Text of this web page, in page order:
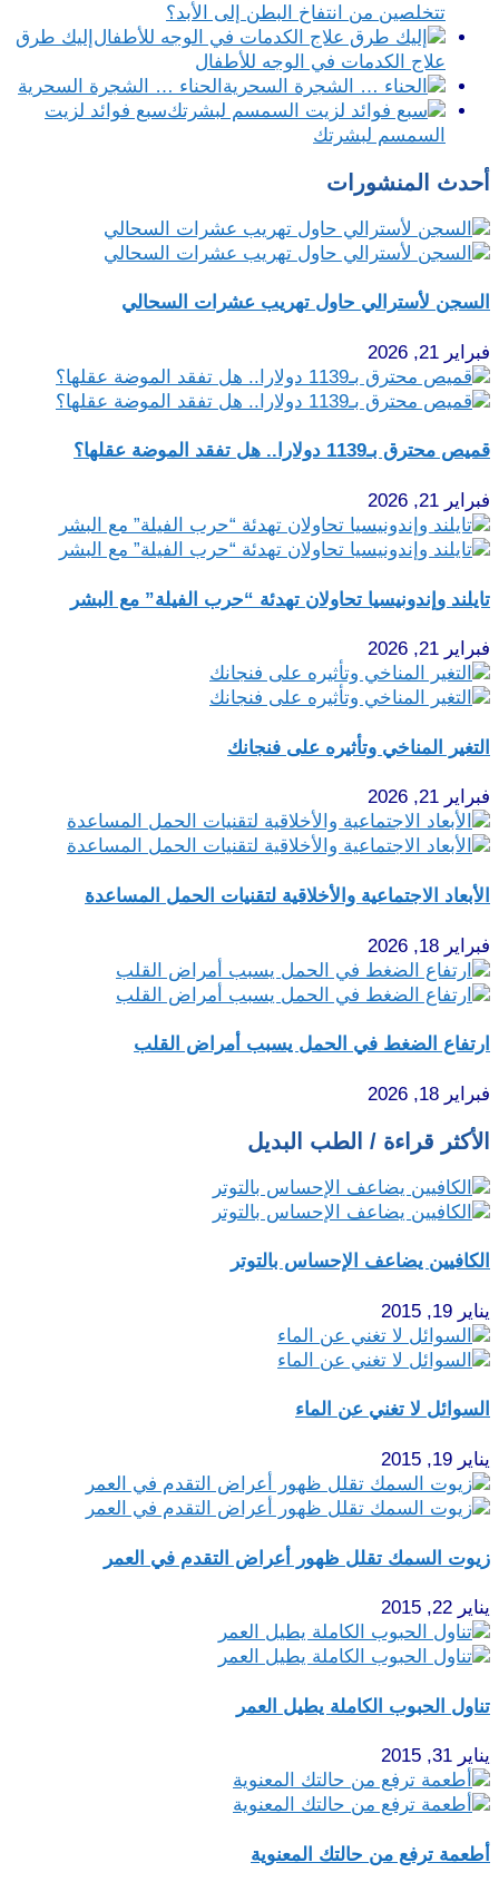
تتخلصين من انتفاخ البطن إلى الأبد؟
إليك طرق
علاج الكدمات في الوجه للأطفال
الحناء … الشجرة السحرية
سبع فوائد لزيت
السمسم لبشرتك
أحدث المنشورات
السجن لأسترالي حاول تهريب عشرات السحالي
فبراير 21, 2026
قميص محترق بـ1139 دولارا.. هل تفقد الموضة عقلها؟
فبراير 21, 2026
تايلند وإندونيسيا تحاولان تهدئة “حرب الفيلة” مع البشر
فبراير 21, 2026
التغير المناخي وتأثيره على فنجانك
فبراير 21, 2026
الأبعاد الاجتماعية والأخلاقية لتقنيات الحمل المساعدة
فبراير 18, 2026
ارتفاع الضغط في الحمل يسبب أمراض القلب
فبراير 18, 2026
الأكثر قراءة / الطب البديل
الكافيين يضاعف الإحساس بالتوتر
يناير 19, 2015
السوائل لا تغني عن الماء
يناير 19, 2015
زيوت السمك تقلل ظهور أعراض التقدم في العمر
يناير 22, 2015
تناول الحبوب الكاملة يطيل العمر
يناير 31, 2015
أطعمة ترفع من حالتك المعنوية